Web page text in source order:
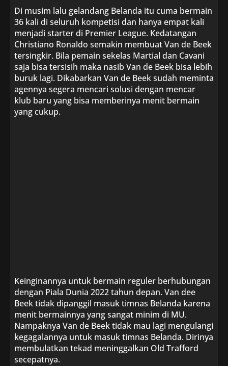
Di musim lalu gelandang Belanda itu cuma bermain
36 kali di seluruh kompetisi dan hanya empat kali
menjadi starter di Premier League. Kedatangan
Christiano Ronaldo semakin membuat Van de Beek
tersingkir. Bila pemain sekelas Martial dan Cavani
saja bisa tersisih maka nasib Van de Beek bisa lebih
buruk lagi. Dikabarkan Van de Beek sudah meminta
agennya segera mencari solusi dengan mencar
klub baru yang bisa memberinya menit bermain
yang cukup.
Keinginannya untuk bermain reguler berhubungan
dengan Piala Dunia 2022 tahun depan. Van dee
Beek tidak dipanggil masuk timnas Belanda karena
menit bermainnya yang sangat minim di MU.
Nampaknya Van de Beek tidak mau lagi mengulangi
kegagalannya untuk masuk timnas Belanda. Dirinya
membulatkan tekad meninggalkan Old Trafford
secepatnya.